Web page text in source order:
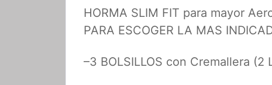
HORMA SLIM FIT para mayor
PARA ESCOGER LA MAS
–3 BOLSILLOS con Cremallera (2